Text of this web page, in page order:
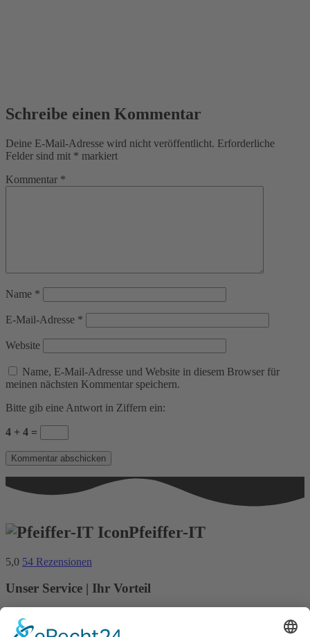
Schreibe einen Kommentar
Deine E-Mail-Adresse wird nicht veröffentlicht. Erforderliche
Felder sind mit * markiert
Kommentar *
Name *
E-Mail-Adresse *
Website
Name, E-Mail-Adresse und Website in diesem Browser für
meinen nächsten Kommentar speichern.
Bitte gib eine Antwort in Ziffern ein:
4 + 4 =
Pfeiffer-IT
5,0 54 Rezensionen
Unser Service | Ihr Vorteil
Sprechen Sie mit uns.....